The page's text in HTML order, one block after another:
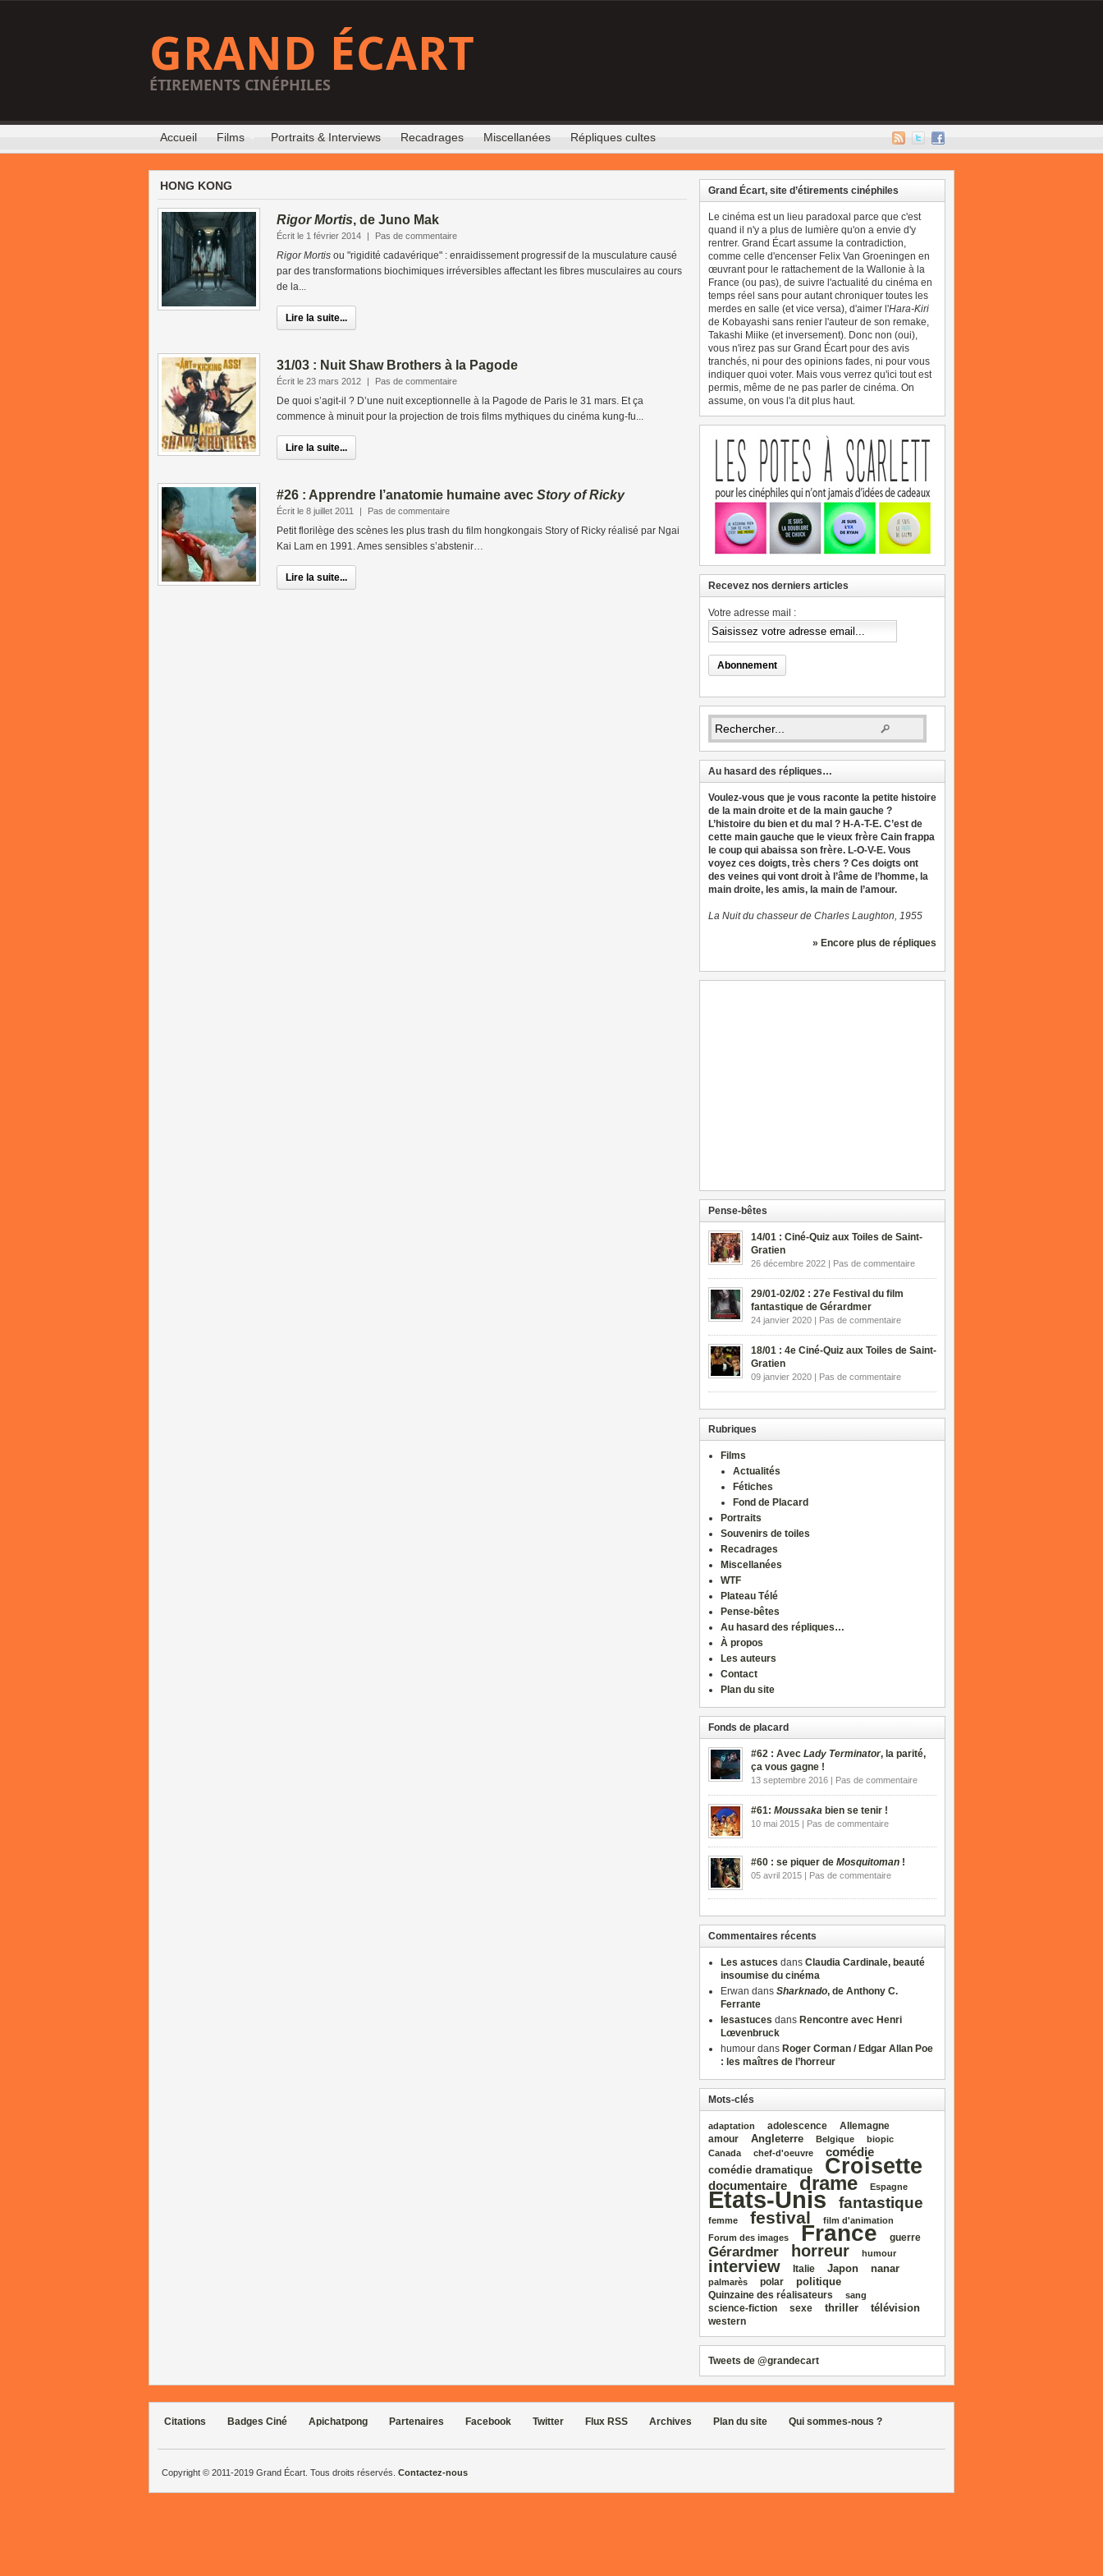
GRAND ÉCART
ÉTIREMENTS CINÉPHILES
Accueil Films Portraits & Interviews Recadrages Miscellanées Répliques cultes
HONG KONG
Rigor Mortis, de Juno Mak
Écrit le 1 février 2014 | Pas de commentaire
Rigor Mortis ou "rigidité cadavérique" : enraidissement progressif de la musculature causé
par des transformations biochimiques irréversibles affectant les fibres musculaires au cours
de la...
Lire la suite...
31/03 : Nuit Shaw Brothers à la Pagode
Écrit le 23 mars 2012 | Pas de commentaire
De quoi s’agit-il ? D’une nuit exceptionnelle à la Pagode de Paris le 31 mars. Et ça
commence à minuit pour la projection de trois films mythiques du cinéma kung-fu...
Lire la suite...
#26 : Apprendre l’anatomie humaine avec Story of Ricky
Écrit le 8 juillet 2011 | Pas de commentaire
Petit florilège des scènes les plus trash du film hongkongais Story of Ricky réalisé par Ngai
Kai Lam en 1991. Ames sensibles s’abstenir…
Lire la suite...
Grand Écart, site d’étirements cinéphiles
Le cinéma est un lieu paradoxal parce que c'est
quand il n'y a plus de lumière qu'on a envie d'y
rentrer. Grand Écart assume la contradiction,
comme celle d'encenser Felix Van Groeningen en
œuvrant pour le rattachement de la Wallonie à la
France (ou pas), de suivre l'actualité du cinéma en
temps réel sans pour autant chroniquer toutes les
merdes en salle (et vice versa), d'aimer l'Hara-Kiri
de Kobayashi sans renier l'auteur de son remake,
Takashi Miike (et inversement). Donc non (oui),
vous n'irez pas sur Grand Écart pour des avis
tranchés, ni pour des opinions fades, ni pour vous
indiquer quoi voter. Mais vous verrez qu'ici tout est
permis, même de ne pas parler de cinéma. On
assume, on vous l'a dit plus haut.
Recevez nos derniers articles
Votre adresse mail :
Au hasard des répliques…
Voulez-vous que je vous raconte la petite histoire
de la main droite et de la main gauche ?
L’histoire du bien et du mal ? H-A-T-E. C’est de
cette main gauche que le vieux frère Cain frappa
le coup qui abaissa son frère. L-O-V-E. Vous
voyez ces doigts, très chers ? Ces doigts ont
des veines qui vont droit à l’âme de l’homme, la
main droite, les amis, la main de l’amour.
La Nuit du chasseur de Charles Laughton, 1955
» Encore plus de répliques
Pense-bêtes
14/01 : Ciné-Quiz aux Toiles de Saint-
Gratien
26 décembre 2022 | Pas de commentaire
29/01-02/02 : 27e Festival du film
fantastique de Gérardmer
24 janvier 2020 | Pas de commentaire
18/01 : 4e Ciné-Quiz aux Toiles de Saint-
Gratien
09 janvier 2020 | Pas de commentaire
Rubriques
Films
Actualités
Fétiches
Fond de Placard
Portraits
Souvenirs de toiles
Recadrages
Miscellanées
WTF
Plateau Télé
Pense-bêtes
Au hasard des répliques…
À propos
Les auteurs
Contact
Plan du site
Fonds de placard
#62 : Avec Lady Terminator, la parité,
ça vous gagne !
13 septembre 2016 | Pas de commentaire
#61: Moussaka bien se tenir !
10 mai 2015 | Pas de commentaire
#60 : se piquer de Mosquitoman !
05 avril 2015 | Pas de commentaire
Commentaires récents
Les astuces dans Claudia Cardinale, beauté
insoumise du cinéma
Erwan dans Sharknado, de Anthony C.
Ferrante
lesastuces dans Rencontre avec Henri
Lœvenbruck
humour dans Roger Corman / Edgar Allan Poe
: les maîtres de l’horreur
Mots-clés
adaptation adolescence Allemagne
amour Angleterre Belgique
biopic
Canada
chef‑d'oeuvre comédie
comédie dramatique Croisette
documentaire drame Espagne
Etats‑Unis fantastique
femme festival
film d'animation
Forum des images
France guerre
Gérardmer horreur humour
interview Italie Japon nanar
palmarès polar politique
Quinzaine des réalisateurs sang
science‑fiction sexe thriller télévision
western
Tweets de @grandecart
Citations Badges Ciné Apichatpong Partenaires Facebook Twitter Flux RSS Archives Plan du site Qui sommes-nous ?
Copyright © 2011-2019 Grand Écart. Tous droits réservés. Contactez-nous